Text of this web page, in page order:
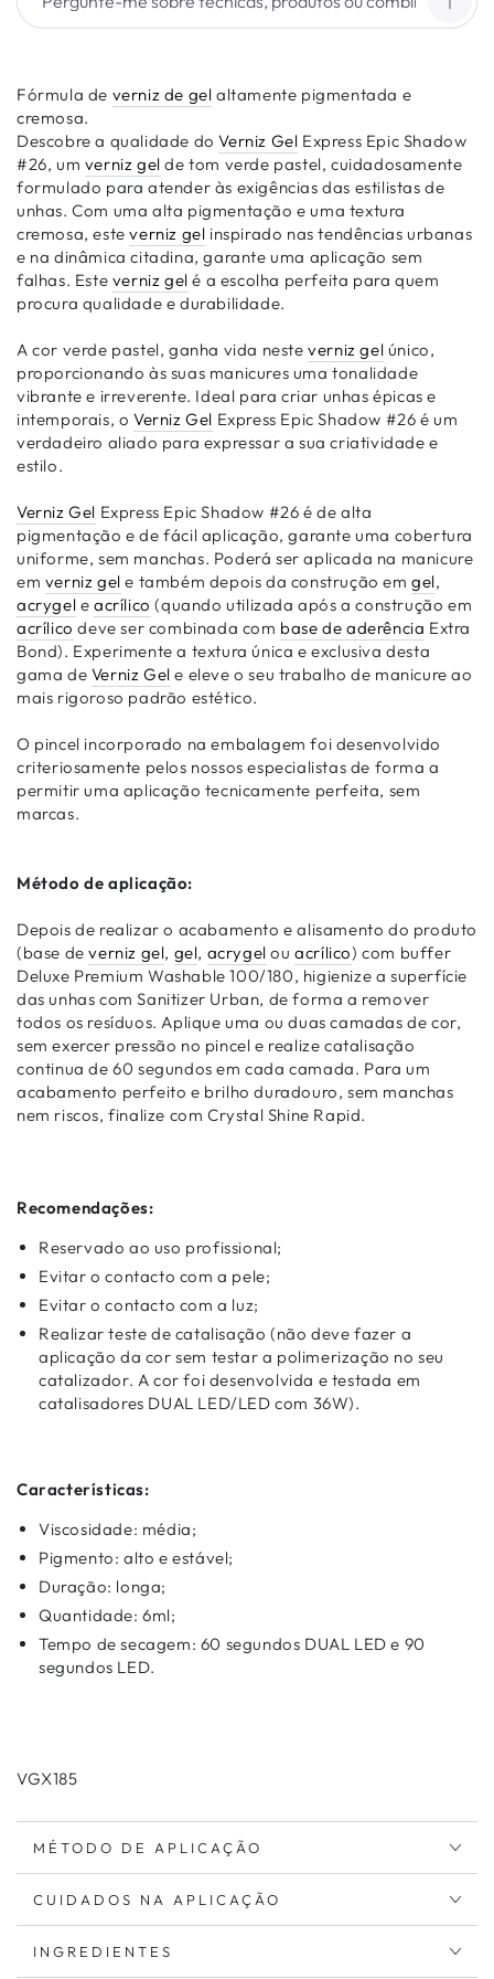
Fórmula de verniz de gel altamente pigmentada e
cremosa.
Descobre a qualidade doVerniz Gel Express Epic Shadow
#26, um verniz gel de tom verde pastel, cuidadosamente
formulado para atender às exigências das estilistas de
unhas. Com uma alta pigmentação e uma textura
cremosa, esteverniz gel inspirado nas tendências urbanas
e na dinâmica citadina, garante uma aplicação sem
falhas. Este verniz gel é a escolha perfeita para quem
procura qualidade e durabilidade.
A cor verde pastel, ganha vida nesteverniz gel único,
proporcionando às suas manicures uma tonalidade
vibrante e irreverente. Ideal para criar unhas épicas e
intemporais, o Verniz Gel Express Epic Shadow #26 é um
verdadeiro aliado para expressar a sua criatividade e
estilo.
Verniz Gel Express Epic Shadow #26 é de alta
pigmentação e de fácil aplicação, garante uma cobertura
uniforme, sem manchas. Poderá ser aplicada na manicure
em verniz gel e também depois da construção emgel,
acrygel eacrílico (quando utilizada após a construção em
acrílico deve ser combinada com base de aderência Extra
Bond). Experimente a textura única e exclusiva desta
gama de Verniz Gel e eleve o seu trabalho de manicure ao
mais rigoroso padrão estético.
O pincel incorporado na embalagem foi desenvolvido
criteriosamente pelos nossos especialistas de forma a
permitir uma aplicação tecnicamente perfeita, sem
marcas.
Método de aplicação:
Depois de realizar o acabamento e alisamento do produto
(base deverniz gel, gel, acrygel ouacrílico) com buffer
Deluxe Premium Washable 100/180, higienize a superfície
das unhas com Sanitizer Urban, de forma a remover
todos os resíduos. Aplique uma ou duas camadas de cor,
sem exercer pressão no pincel e realize catalisação
continua de 60 segundos em cada camada. Para um
acabamento perfeito e brilho duradouro, sem manchas
nem riscos, finalize com Crystal Shine Rapid.
Recomendações:
Reservado ao uso profissional;
Evitar o contacto com a pele;
Evitar o contacto com a luz;
Realizar teste de catalisação (não deve fazer a
aplicação da cor sem testar a polimerização no seu
catalizador. A cor foi desenvolvida e testada em
catalisadores DUAL LED/LED com 36W).
Características:
Viscosidade: média;
Pigmento: alto e estável;
Duração: longa;
Quantidade: 6ml;
Tempo de secagem: 60 segundos DUAL LED e 90
segundos LED.
VGX185
MÉTODO DE APLICAÇÃO
CUIDADOS NA APLICAÇÃO
INGREDIENTES